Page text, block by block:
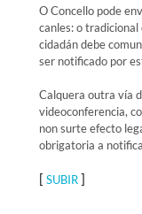
O Concello pode
canles: o tradicional
cidadán debe
ser notificado por
Calquera outra vía
videoconferencia,
non surte efecto
obrigatoria a
[ SUBIR]